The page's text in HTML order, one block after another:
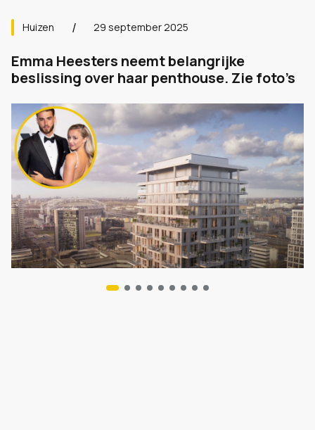
Huizen 29 september 2025
Emma Heesters neemt belangrijke
beslissing over haar penthouse. Zie foto’s